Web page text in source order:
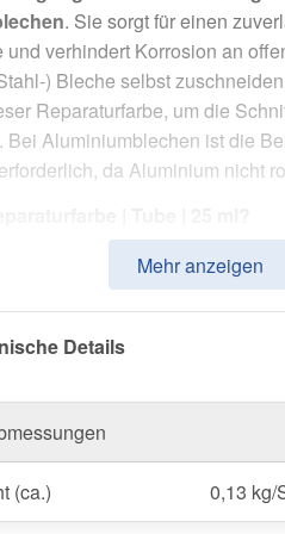
. Sie sorgt für einen
und verhindert Korrosion an
) Bleche selbst
Reparaturfarbe, um die
Bei Aluminiumblechen ist die
da Aluminium nicht
Anwendung– Schnell
Größe– 25 ml, ideal für
| Tube | 25 ml
eine makellose Oberfläche!
Mehr anzeigen
Details
(ca.) 0,13 kg/